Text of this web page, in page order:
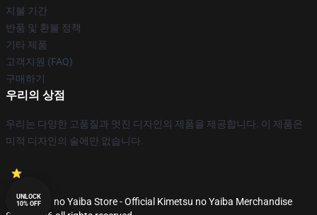
지불 기간
반품 및 환불 정책
기타 제품
고객지원 (FAQ)
구매하기
우리의 상점
우리는 다양한 고품질과 멋진 디자인의 제품을 제공합니다. 이 제품은
미적 디자인의 술에만 없습니다.
© Kimetsu no Yaiba Store - Official Kimetsu no Yaiba Merchandise
UNLOCK
10% OFF